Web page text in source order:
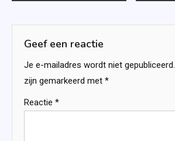
Geef een reactie
Je e-mailadres wordt niet gepubliceerd.
zijn gemarkeerd met *
Reactie *